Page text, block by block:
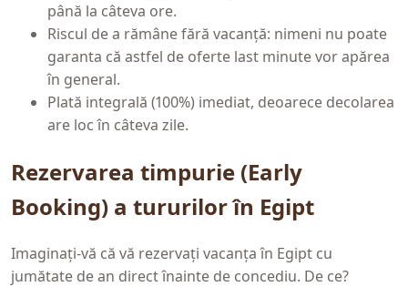
până la câteva ore.
Riscul de a rămâne fără vacanță: nimeni nu poate
garanta că astfel de oferte last minute vor apărea
în general.
Plată integrală (100%) imediat, deoarece decolarea
are loc în câteva zile.
Rezervarea timpurie (Early
Booking) a tururilor în Egipt
Imaginați-vă că vă rezervați vacanța în Egipt cu
jumătate de an direct înainte de concediu. De ce?